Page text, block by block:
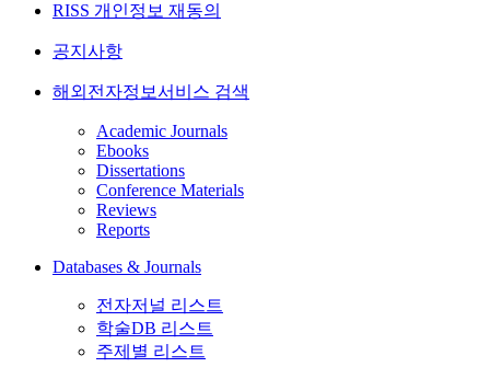
RISS 개인정보 재동의
공지사항
해외전자정보서비스 검색
Academic Journals
Ebooks
Dissertations
Conference Materials
Reviews
Reports
Databases & Journals
전자저널 리스트
학술DB 리스트
주제별 리스트